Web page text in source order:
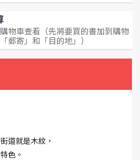
物車查看（先將要買的書加到購物
郵寄」和「目的地」）
道就是木紋，
色。